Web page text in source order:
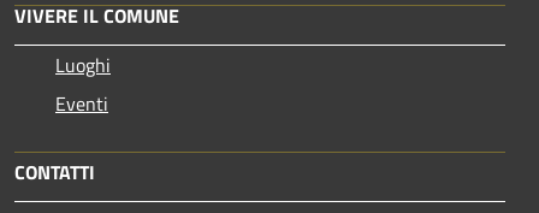
VIVERE IL COMUNE
Luoghi
Eventi
CONTATTI